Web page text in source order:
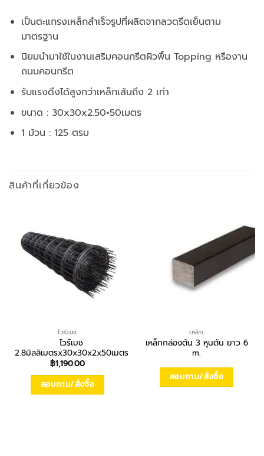
เป็นตะแกรงเหล็กสำเร็จรูปที่ผลิตจากลวดรีดเย็นตาม
มาตรฐาน
นิยมนำมาใช้ในงานเสริมคอนกรีตผิวพื้น Topping หรืองาน
ถนนคอนกรีต
รับแรงดึงได้สูงกว่าเหล็กเส้นถึง 2 เท่า
ขนาด : 30x30x2.50×50เมตร
1 ม้วน : 125 ตรม
สินค้าที่เกี่ยวข้อง
ไวร์เมช
ไวร์เมช
2.8มิลลิเมตรx30x30x2x50เมตร
฿1,190.00
สอบถาม/สั่งซื้อ
เหล็ก
เหล็กกล่องตัน 3 หุนตัน ยาว 6
m.
สอบถาม/สั่งซื้อ